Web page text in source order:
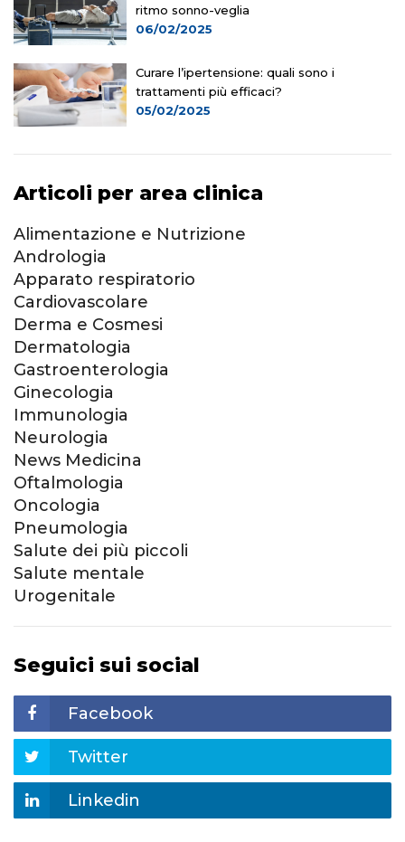
ritmo sonno-veglia
06/02/2025
Curare l’ipertensione: quali sono i
trattamenti più efficaci?
05/02/2025
Articoli per area clinica
Alimentazione e Nutrizione
Andrologia
Apparato respiratorio
Cardiovascolare
Derma e Cosmesi
Dermatologia
Gastroenterologia
Ginecologia
Immunologia
Neurologia
News Medicina
Oftalmologia
Oncologia
Pneumologia
Salute dei più piccoli
Salute mentale
Urogenitale
Seguici sui social
Facebook
Twitter
Linkedin